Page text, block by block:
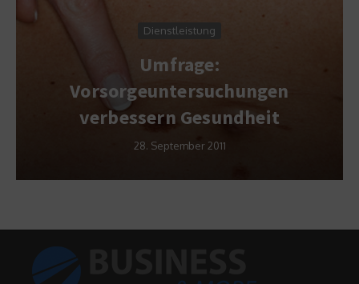
Dienstleistung
Umfrage:
Vorsorgeuntersuchungen
verbessern Gesundheit
28. September 2011